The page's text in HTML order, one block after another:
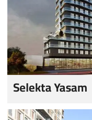
Selekta Yasam